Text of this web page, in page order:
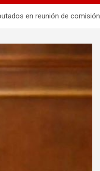
en reunión de comisión